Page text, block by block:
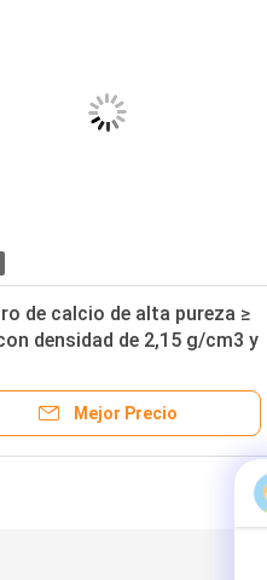
de calcio de alta pureza ≥
densidad de 2,15 g/cm3 y
Mejor Precio